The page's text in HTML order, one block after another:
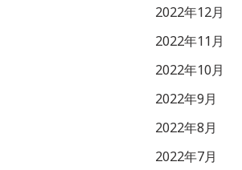
2022年12月
2022年11月
2022年10月
2022年9月
2022年8月
2022年7月